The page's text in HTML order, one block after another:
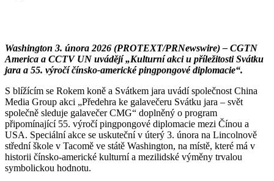
Washington 3. února 2026 (PROTEXT/PRNewswire) – CGTN
America a CCTV UN uvádějí „Kulturní akci u příležitosti Svátku
jara a 55. výročí čínsko-americké pingpongové diplomacie“.
S blížícím se Rokem koně a Svátkem jara uvádí společnost China
Media Group akci „Předehra ke galavečeru Svátku jara – svět
společně sleduje galavečer CMG“ doplněný o program
připomínající 55. výročí pingpongové diplomacie mezi Čínou a
USA. Speciální akce se uskuteční v úterý 3. února na Lincolnově
střední škole v Tacomě ve státě Washington, na místě, které má v
historii čínsko-americké kulturní a mezilidské výměny trvalou
symbolickou hodnotu.